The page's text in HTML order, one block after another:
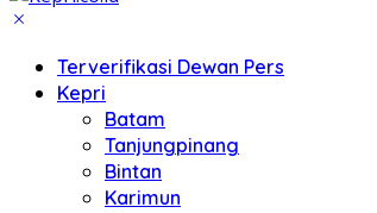
Terverifikasi Dewan Pers
Kepri
Batam
Tanjungpinang
Bintan
Karimun